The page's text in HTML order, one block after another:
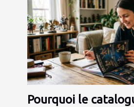
Pourquoi le